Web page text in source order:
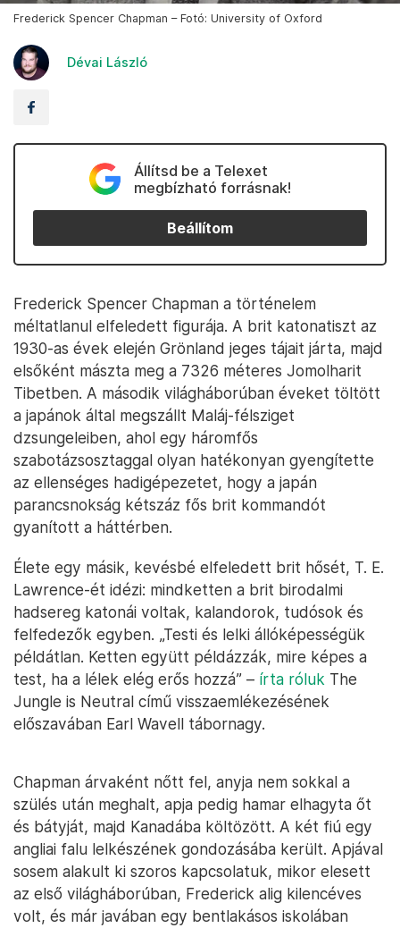
Frederick Spencer Chapman – Fotó: University of Oxford
Dévai László
Állítsd be a Telexet
megbízható forrásnak!
Beállítom
Frederick Spencer Chapman a történelem
méltatlanul elfeledett figurája. A brit katonatiszt az
1930-as évek elején Grönland jeges tájait járta, majd
elsőként mászta meg a 7326 méteres Jomolharit
Tibetben. A második világháborúban éveket töltött
a japánok által megszállt Maláj-félsziget
dzsungeleiben, ahol egy háromfős
szabotázsosztaggal olyan hatékonyan gyengítette
az ellenséges hadigépezetet, hogy a japán
parancsnokság kétszáz fős brit kommandót
gyanított a háttérben.
Élete egy másik, kevésbé elfeledett brit hősét, T. E.
Lawrence-ét idézi: mindketten a brit birodalmi
hadsereg katonái voltak, kalandorok, tudósok és
felfedezők egyben. „Testi és lelki állóképességük
példátlan. Ketten együtt példázzák, mire képes a
test, ha a lélek elég erős hozzá” – írta róluk The
Jungle is Neutral című visszaemlékezésének
előszavában Earl Wavell tábornagy.
Chapman árvaként nőtt fel, anyja nem sokkal a
szülés után meghalt, apja pedig hamar elhagyta őt
és bátyját, majd Kanadába költözött. A két fiú egy
angliai falu lelkészének gondozásába került. Apjával
sosem alakult ki szoros kapcsolatuk, mikor elesett
az első világháborúban, Frederick alig kilencéves
volt, és már javában egy bentlakásos iskolában